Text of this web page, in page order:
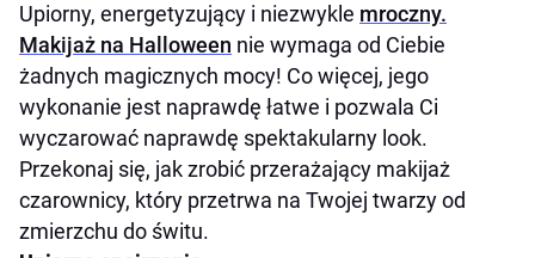
Upiorny, energetyzujący i niezwykle mroczny.
Makijaż na Halloween nie wymaga od Ciebie
żadnych magicznych mocy! Co więcej, jego
wykonanie jest naprawdę łatwe i pozwala Ci
wyczarować naprawdę spektakularny look.
Przekonaj się, jak zrobić przerażający makijaż
czarownicy, który przetrwa na Twojej twarzy od
zmierzchu do świtu.